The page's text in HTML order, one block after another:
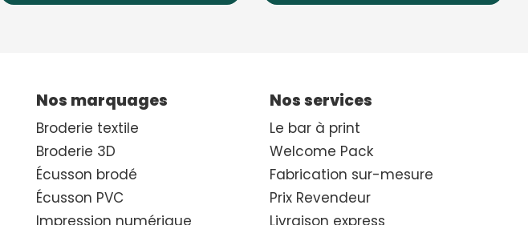
Nos marquages
Broderie textile
Broderie 3D
Écusson brodé
Écusson PVC
Nos services
Le bar à print
Welcome Pack
Fabrication sur-mesure
Prix Revendeur